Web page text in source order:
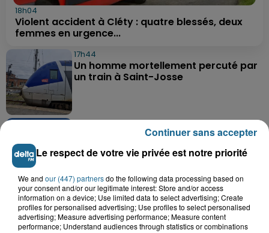
18h04
Violent accident à Cléty : quatre blessés, deux
femmes en urgence...
17h44
Un homme mortellement percuté par
un train à Saint-Josse
13h40
Le cirque Benzini, après Bray-Dunes, le
chapiteau et la polémique...
10h49
"J'ai pas envie de couler" : à Saint-
Omer, les Givrés du cornet se...
Le respect de votre vie privée est notre priorité
We and our (447) partnersdo the following data processing based on
your consent and/or our legitimate interest: Store and/or access
information on a device; Use limited data to select advertising; Create
profiles for personalised advertising; Use profiles to select personalised
advertising; Measure advertising performance; Measure content
performance; Understand audiences through statistics or combinations
Continuer sans accepter